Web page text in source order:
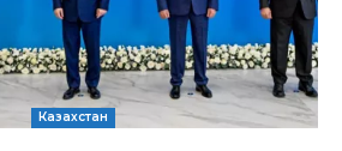
Казахстан